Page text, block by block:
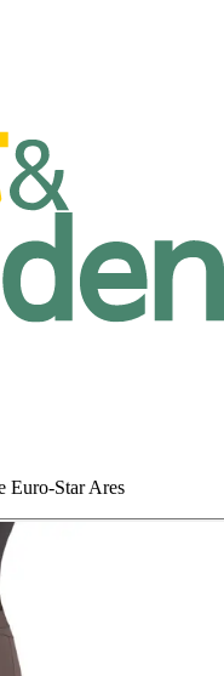
Euro-Star Ares